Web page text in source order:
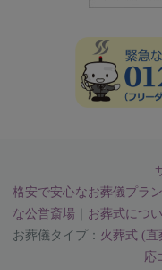
格安で安心なお葬儀プラン
な公営斎場
お葬式につ
お葬儀タイプ： 火葬式 (直
応